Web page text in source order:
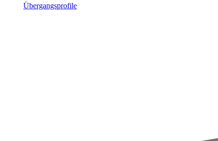
Übergangsprofile